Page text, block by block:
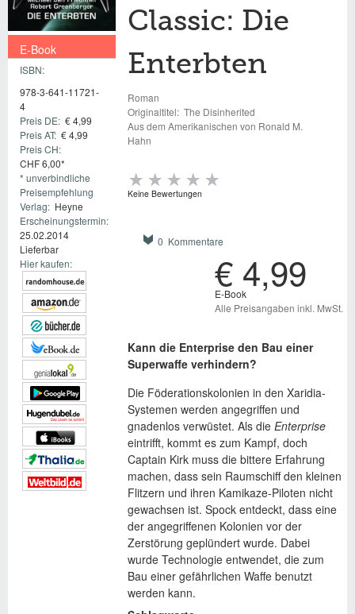
E-Book
ISBN:
978-3-641-11721-
4
Preis DE: € 4,99
Preis AT: € 4,99
Preis CH:
CHF 6,00*
* unverbindliche
Preisempfehlung
Verlag: Heyne
Erscheinungstermin:
25.02.2014
Lieferbar
Hier kaufen:
Classic: Die
Enterbten
Roman
Originaltitel: The Disinherited
Aus dem Amerikanischen von Ronald M.
Hahn
Keine Bewertungen
0 Kommentare
€ 4,99
E-Book
Alle Preisangaben inkl. MwSt.
Kann die Enterprise den Bau einer
Superwaffe verhindern?
Die Föderationskolonien in den Xaridia-
Systemen werden angegriffen und
gnadenlos verwüstet. Als die Enterprise
eintrifft, kommt es zum Kampf, doch
Captain Kirk muss die bittere Erfahrung
machen, dass sein Raumschiff den kleinen
Flitzern und ihren Kamikaze-Piloten nicht
gewachsen ist. Spock entdeckt, dass eine
der angegriffenen Kolonien vor der
Zerstörung geplündert wurde. Dabei
wurde Technologie entwendet, die zum
Bau einer gefährlichen Waffe benutzt
werden kann.